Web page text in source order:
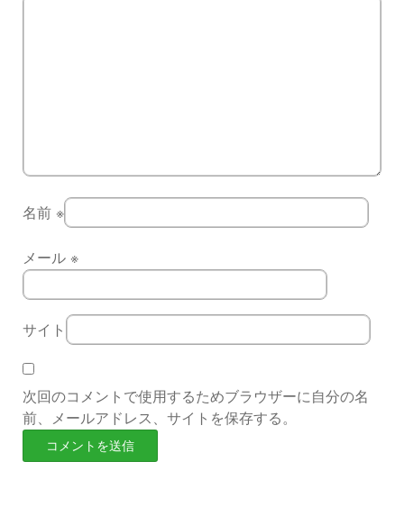
名前 ※
メール ※
サイト
次回のコメントで使用するためブラウザーに自分の名
前、メールアドレス、サイトを保存する。